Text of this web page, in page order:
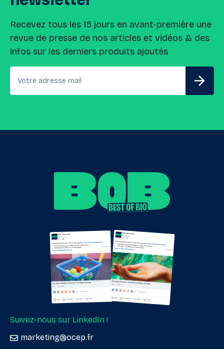
Recevez tous les 15 jours en avant-première une
revue de presse de nos articles et vidéos & des
infos sur les derniers produits ajoutés
Suivez-nous sur LinkedIn !
marketing@ocep.fr